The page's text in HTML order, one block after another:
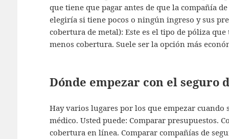
que tiene que pagar antes de que la compañía
elegiría si tiene pocos o ningún ingreso y sus
cobertura de metal): Este es el tipo de póliza
menos cobertura. Suele ser la opción más
Dónde empezar con el seguro
Hay varios lugares por los que empezar
médico. Usted puede: Comparar presupuestos.
cobertura en línea. Comparar compañías de